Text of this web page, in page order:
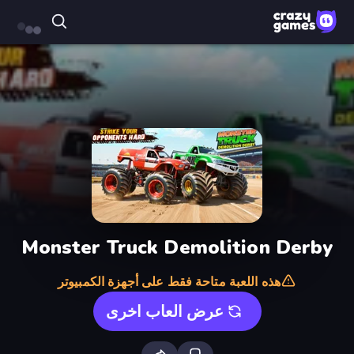
Monster Truck Demolition Derby
هذه اللعبة متاحة فقط على أجهزة الكمبيوتر
عرض العاب اخرى